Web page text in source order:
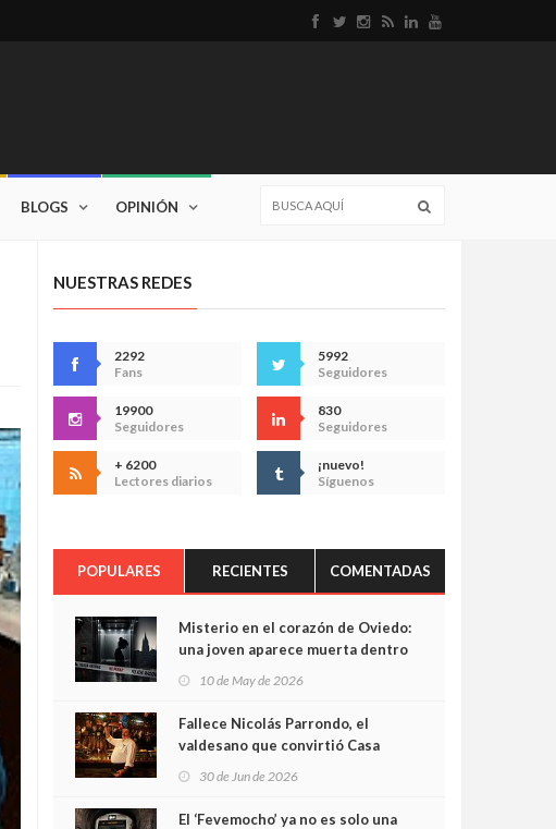
BLOGS OPINIÓN
NUESTRAS REDES
2292
Fans
5992
Seguidores
19900
Seguidores
830
Seguidores
+ 6200
Lectores diarios
¡nuevo!
Síguenos
POPULARES RECIENTES COMENTADAS
Misterio en el corazón de Oviedo:
una joven aparece muerta dentro
cámaras captan sus últimos
minutos
10 de May de 2026
Fallece Nicolás Parrondo, el
valdesano que convirtió Casa
30 de Jun de 2026
El ‘Fevemocho’ ya no es solo una